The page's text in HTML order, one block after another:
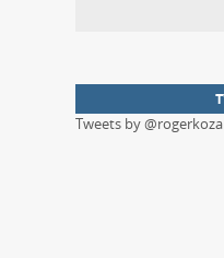
Tweets by @rogerkoza